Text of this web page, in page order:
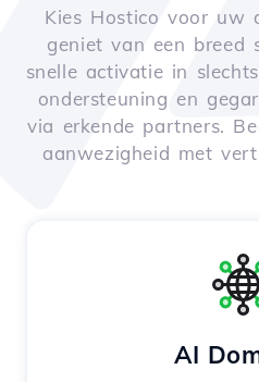
Kies Hostico voor uw
geniet van een breed
snelle activatie in
ondersteuning en
via erkende partners.
aanwezigheid met
AI